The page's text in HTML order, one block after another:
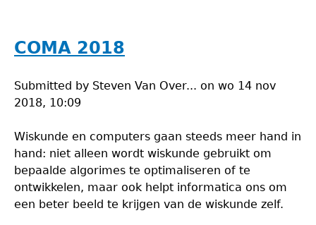
COMA 2018
Submitted by Steven Van Over... on wo 14 nov
2018, 10:09
Wiskunde en computers gaan steeds meer hand in
hand: niet alleen wordt wiskunde gebruikt om
bepaalde algorimes te optimaliseren of te
ontwikkelen, maar ook helpt informatica ons om
een beter beeld te krijgen van de wiskunde zelf.